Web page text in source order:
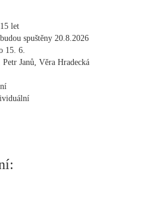
let
spuštěny 20.8.2026
15. 6.
Janů, Věra Hradecká